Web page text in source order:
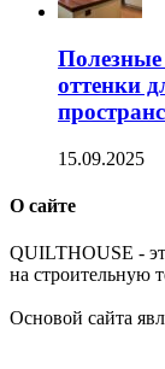
Полезные
оттенки
15.09.2025
О сайте
QUILTHOUSE -
на строительную
Основой сайта